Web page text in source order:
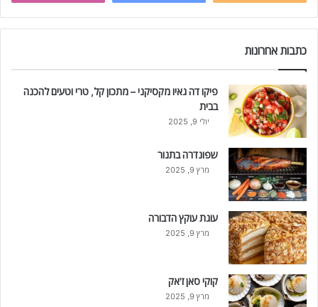
כתבות אחרונות
פיקו דה גאיו מקסיקני – מתכון קל, טרי וטעים להכנה
בבית
יולי 9, 2025
שפונדרה בתנור
מרץ 9, 2025
עוגת עוקץ הדבורה
מרץ 9, 2025
קוקי סאן ז'אק
מרץ 9, 2025